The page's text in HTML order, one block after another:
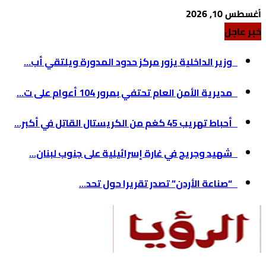
أغسطس 10, 2026
خبر عاجل
وزير الداخلية يزور مركز حدود المدورة ويلتقي أب...
مديرية الأمن العام تحتفي بمرور 104 أعوام على ت...
أحباط تهريب 45 كغم من الكريستال القاتل في أكبر...
شهيد وجريح في غارة إسرائيلية على جنوب لبنان...
“صناعة الأردن” تصدر تقريرا حول تحد...